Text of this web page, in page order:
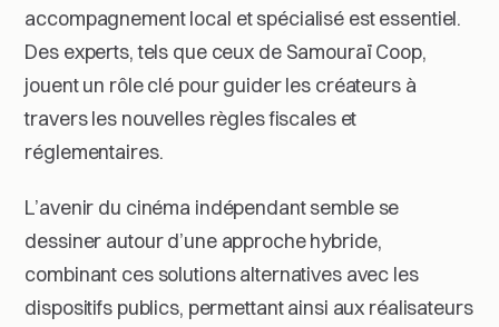
accompagnement local et spécialisé est essentiel.
Des experts, tels que ceux de Samouraï Coop,
jouent un rôle clé pour guider les créateurs à
travers les nouvelles règles fiscales et
réglementaires.
L’avenir du cinéma indépendant semble se
dessiner autour d’une approche hybride,
combinant ces solutions alternatives avec les
dispositifs publics, permettant ainsi aux réalisateurs